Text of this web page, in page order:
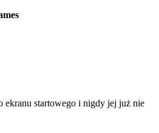
ekranu startowego i nigdy jej już nie